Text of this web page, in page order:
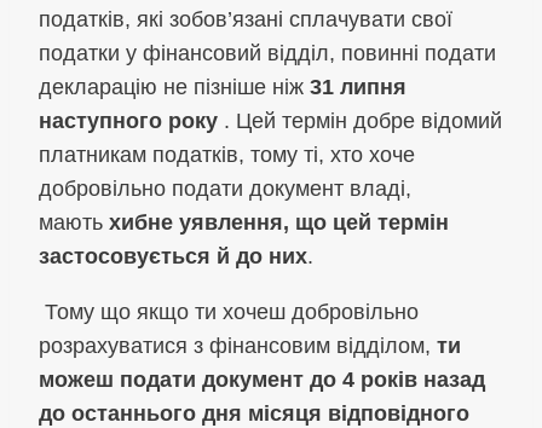
податків, які зобов’язані сплачувати свої
податки у фінансовий відділ, повинні подати
декларацію не пізніше ніж 31 липня
наступного року . Цей термін добре відомий
платникам податків, тому ті, хто хоче
добровільно подати документ владі,
мають хибне уявлення, що цей термін
застосовується й до них.
Тому що якщо ти хочеш добровільно
розрахуватися з фінансовим відділом, ти
можеш подати документ до 4 років назад
до останнього дня місяця відповідного